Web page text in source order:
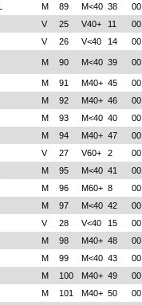
M 89 M<40 38
V 25 V40+ 11
V 26 V<40 14
M 90 M<40 39
M 91 M40+ 45
M 92 M40+ 46
M 93 M<40 40
M 94 M40+ 47
V 27 V60+ 2
M 95 M<40 41
M 96 M60+ 8
M 97 M<40 42
V 28 V<40 15
M 98 M40+ 48
M 99 M<40 43
M 100 M40+ 49
M 101 M40+ 50